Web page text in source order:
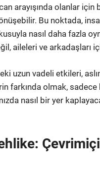
arayışında olanlar
Bu noktada,
nasıl daha fazla
aileleri ve arkadaşları
uzun vadeli etkileri,
farkında olmak,
nasıl bir yer